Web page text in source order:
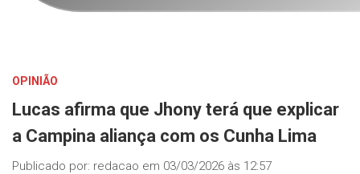
OPINIÃO
Lucas afirma que Jhony terá que explicar
a Campina aliança com os Cunha Lima
Publicado por: redacao em 03/03/2026 às 12:57